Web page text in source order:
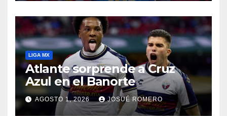
LIGA MX
Atlante sorprende a Cruz
Azul en el Banorte
AGOSTO 1, 2026 JOSUÉ ROMERO